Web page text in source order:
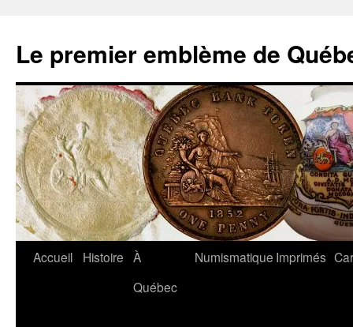
contenu
Le premier emblème de
Accueil Histoire À
Québec
Numismatique Imprimés